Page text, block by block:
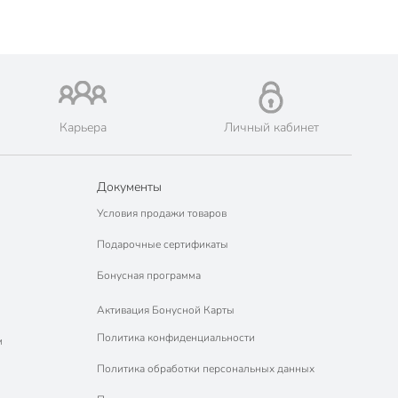
Карьера Личный кабинет
Документы
Условия продажи товаров
Подарочные сертификаты
Бонусная программа
Активация Бонусной Карты
Политика конфиденциальности
Политика обработки персональных данных